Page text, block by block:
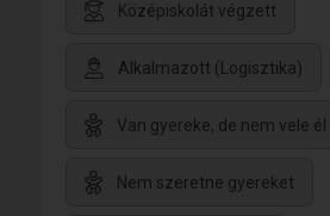
Középiskolát végzett
Alkalmazott (Logisztika)
Van gyereke, de nem vele él
Nem szeretne gyereket